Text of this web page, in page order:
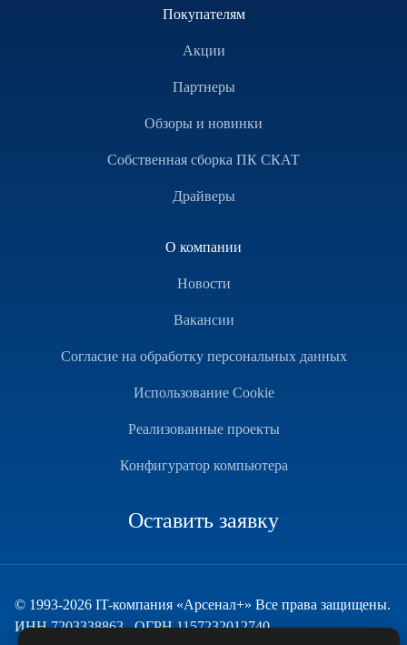
Покупателям
Акции
Партнеры
Обзоры и новинки
Собственная сборка ПК СКАТ
Драйверы
О компании
Новости
Вакансии
Согласие на обработку персональных данных
Использование Cookie
Реализованные проекты
Конфигуратор компьютера
Оставить заявку
© 1993-2026 IT-компания «Арсенал+» Все права защищены.
ИНН 7203338863 , ОГРН 1157232012740